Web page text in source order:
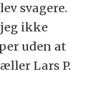
svagere.
ikke
uden at
Lars P.